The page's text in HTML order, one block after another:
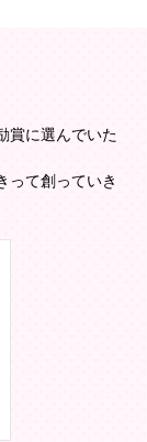
に選んでいた
って創っていき